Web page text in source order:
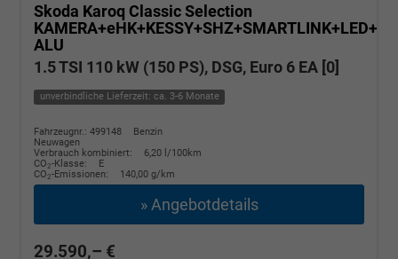
Skoda Karoq Classic Selection
ALU
1.5 TSI 110 kW (150 PS), DSG, Euro 6 EA [0]
unverbindliche Lieferzeit: ca. 3-6 Monate
Fahrzeugnr.: 499148
Benzin
Neuwagen
Verbrauch kombiniert:
6,20 l/100km
CO2-Klasse:
E
CO2-Emissionen: 140,00 g/km
» Angebotdetails
29.590,– €